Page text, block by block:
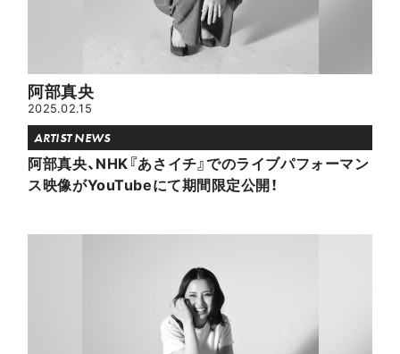
阿部真央
2025.02.15
ARTIST NEWS
阿部真央、NHK『あさイチ』でのライブパフォーマン
ス映像がYouTubeにて期間限定公開！